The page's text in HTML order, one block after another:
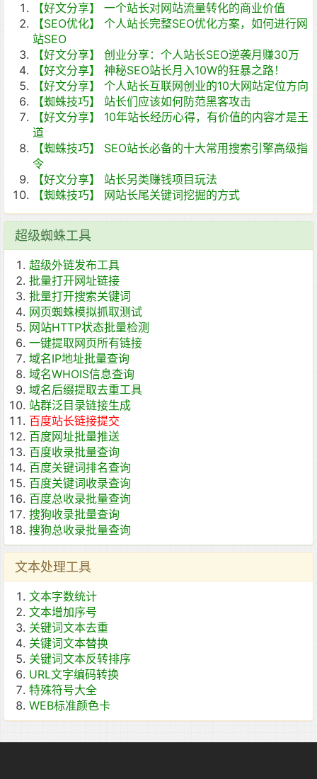
【好文分享】
一个站长对网站流量转化的商业价值
【SEO优化】
个人站长完整SEO优化方案，如何进行网
站SEO
【好文分享】
创业分享：个人站长SEO逆袭月赚30万
【好文分享】
神秘SEO站长月入10W的狂暴之路！
【好文分享】
个人站长互联网创业的10大网站定位方向
【蜘蛛技巧】
站长们应该如何防范黑客攻击
【好文分享】
10年站长经历心得，有价值的内容才是王
道
【蜘蛛技巧】
SEO站长必备的十大常用搜索引擎高级指
令
【好文分享】
站长另类赚钱项目玩法
【蜘蛛技巧】
网站长尾关键词挖掘的方式
超级蜘蛛工具
超级外链发布工具
批量打开网址链接
批量打开搜索关键词
网页蜘蛛模拟抓取测试
网站HTTP状态批量检测
一键提取网页所有链接
域名IP地址批量查询
域名WHOIS信息查询
域名后缀提取去重工具
站群泛目录链接生成
百度站长链接提交
百度网址批量推送
百度收录批量查询
百度关键词排名查询
百度关键词收录查询
百度总收录批量查询
搜狗收录批量查询
搜狗总收录批量查询
文本处理工具
文本字数统计
文本增加序号
关键词文本去重
关键词文本替换
关键词文本反转排序
URL文字编码转换
特殊符号大全
WEB标准颜色卡